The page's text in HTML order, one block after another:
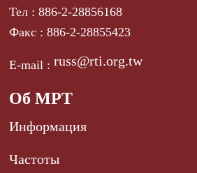
Тел : 886-2-28856168
Факс : 886-2-28855423
E-mail :russ@rti.org.tw
Об МРТ
Информация
Частоты